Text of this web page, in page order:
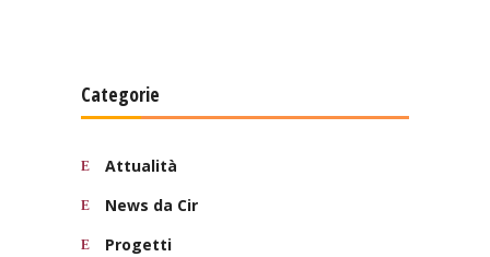
Categorie
Attualità
News da Cir
Progetti